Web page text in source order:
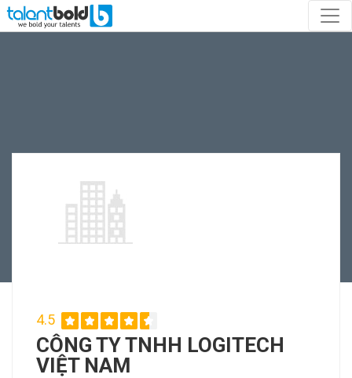
4.5
CÔNG TY TNHH LOGITECH
VIỆT NAM